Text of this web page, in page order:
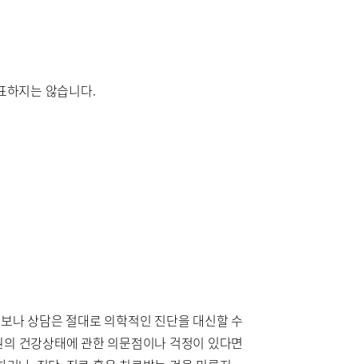
하지는 않습니다.
나 상담은 절대로 의학적인 진단을 대신할 수
건강상태에 관한 의문점이나 걱정이 있다면